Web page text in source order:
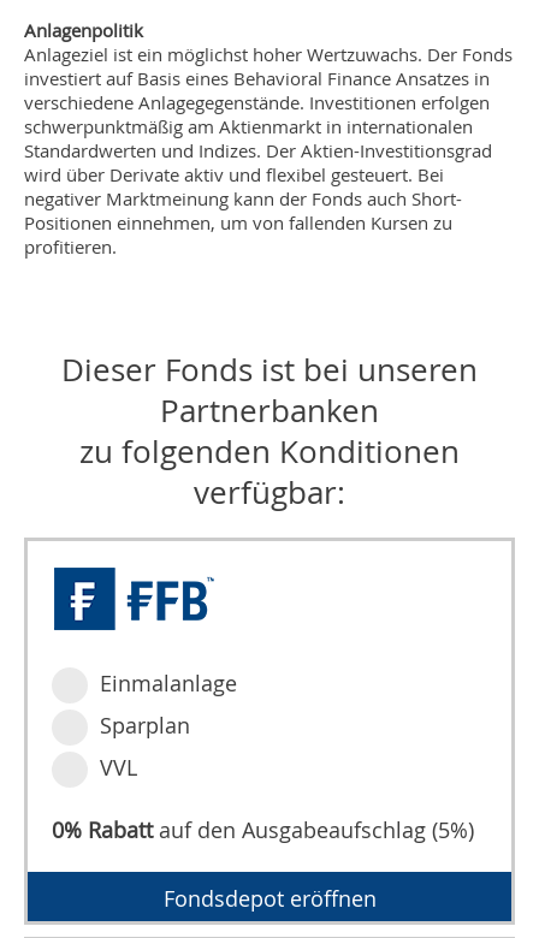
Anlagenpolitik
Anlageziel ist ein möglichst hoher Wertzuwachs. Der Fonds
investiert auf Basis eines Behavioral Finance Ansatzes in
verschiedene Anlagegegenstände. Investitionen erfolgen
schwerpunktmäßig am Aktienmarkt in internationalen
Standardwerten und Indizes. Der Aktien-Investitionsgrad
wird über Derivate aktiv und flexibel gesteuert. Bei
negativer Marktmeinung kann der Fonds auch Short-
Positionen einnehmen, um von fallenden Kursen zu
profitieren.
Dieser Fonds ist bei unseren
Partnerbanken
zu folgenden Konditionen
verfügbar:
Einmalanlage
Sparplan
VVL
0% Rabattauf den Ausgabeaufschlag (5%)
Fondsdepot eröffnen